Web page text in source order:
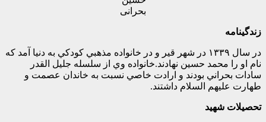
بحرانی
زندگینامه
در سال ۱۳۳۹ در شهر قير و در خانواده مذهبي كودكي به دنيا آمد كه
نام او را محمد حسين نهادند.خانواده وي از سلسله جليل القدر
سادات بحراني بودند و ارادت خاصي نسبت به خاندان عصمت و
طهارت عليهم السلام داشتند.
تحصیلات شهید